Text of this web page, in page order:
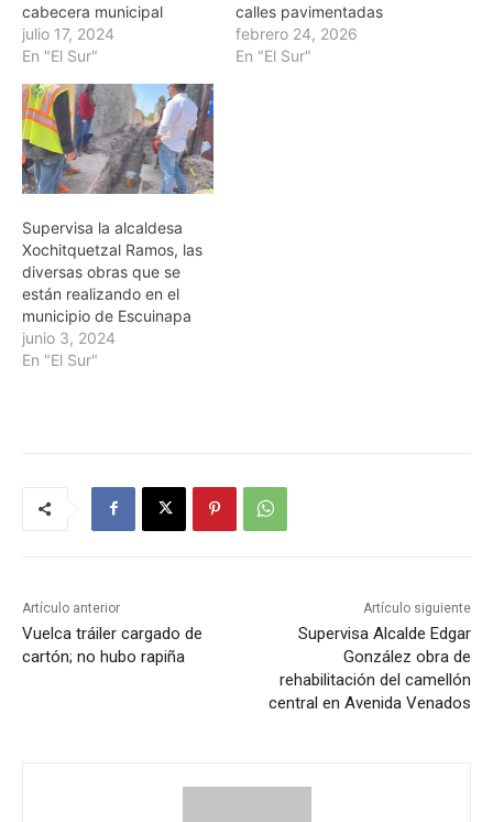
cabecera municipal
julio 17, 2024
En "El Sur"
calles pavimentadas
febrero 24, 2026
En "El Sur"
Supervisa la alcaldesa
Xochitquetzal Ramos, las
diversas obras que se
están realizando en el
municipio de Escuinapa
junio 3, 2024
En "El Sur"
Artículo anterior
Vuelca tráiler cargado de
cartón; no hubo rapiña
Artículo siguiente
Supervisa Alcalde Edgar
González obra de
rehabilitación del camellón
central en Avenida Venados